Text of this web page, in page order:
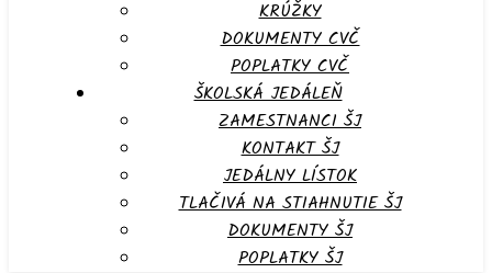
KRÚŽKY
DOKUMENTY CVČ
POPLATKY CVČ
ŠKOLSKÁ JEDÁLEŇ
ZAMESTNANCI ŠJ
KONTAKT ŠJ
JEDÁLNY LÍSTOK
TLAČIVÁ NA STIAHNUTIE ŠJ
DOKUMENTY ŠJ
POPLATKY ŠJ